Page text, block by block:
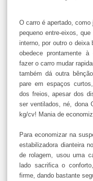
O carro é apertado,
pequeno entre-eixos,
interno, por outro o deixa
obedece prontamente
fazer o carro mudar
também dá outra
pare em espaços
dos freios, apesar dos
ser ventilados, né, dona
kg/cv! Mania de
Para economizar na
estabilizadora dianteira
de rolagem, usou uma
lado sacrifica o
firme, dando bastante